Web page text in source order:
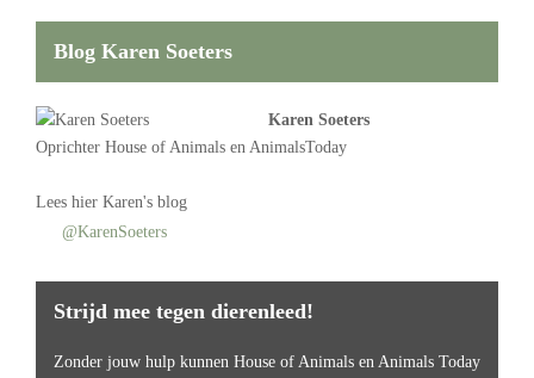
Blog Karen Soeters
Karen Soeters
Oprichter House of Animals en AnimalsToday
Lees hier Karen's blog
@KarenSoeters
Strijd mee tegen dierenleed!
Zonder jouw hulp kunnen House of Animals en Animals Today